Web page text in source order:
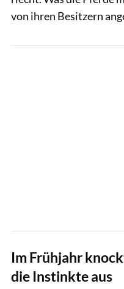
von ihren Besitzern
Im Frühjahr
die Instinkte aus